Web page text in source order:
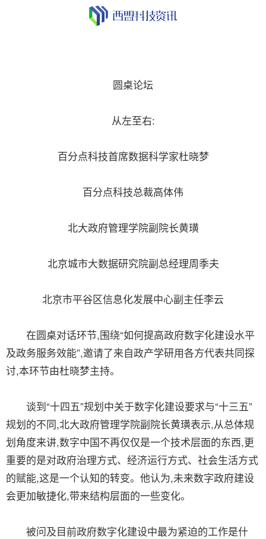
圆桌论坛
从左至右:
百分点科技首席数据科学家杜晓梦
百分点科技总裁高体伟
北大政府管理学院副院长黄璜
北京城市大数据研究院副总经理周季夫
北京市平谷区信息化发展中心副主任李云
在圆桌对话环节,围绕“如何提高政府数字化建设水平
及政务服务效能”,邀请了来自政产学研用各方代表共同探
讨,本环节由杜晓梦主持。
谈到“十四五”规划中关于数字化建设要求与“十三五”
规划的不同,北大政府管理学院副院长黄璜表示,从总体规
划角度来讲,数字中国不再仅仅是一个技术层面的东西,更
重要的是对政府治理方式、经济运行方式、社会生活方式
的赋能,这是一个认知的转变。他认为,未来数字政府建设
会更加敏捷化,带来结构层面的一些变化。
被问及目前政府数字化建设中最为紧迫的工作是什